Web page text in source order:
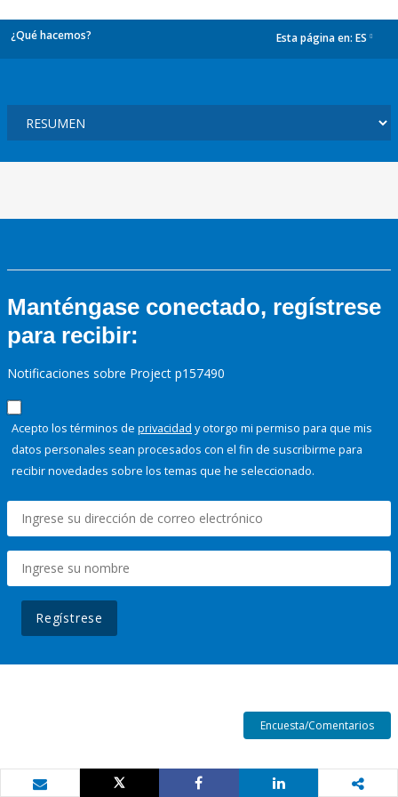
¿Qué hacemos? Esta página en: ES
Manténgase conectado, regístrese
para recibir:
Notificaciones sobre Project p157490
Acepto los términos de privacidad y otorgo mi permiso para que mis
datos personales sean procesados con el fin de suscribirme para
recibir novedades sobre los temas que he seleccionado.
Regístrese
Encuesta/Comentarios